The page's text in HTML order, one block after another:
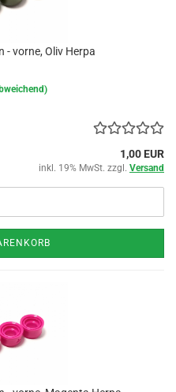
- vorne, Oliv Herpa
1,00 EUR
inkl. 19% MwSt. zzgl. Versand